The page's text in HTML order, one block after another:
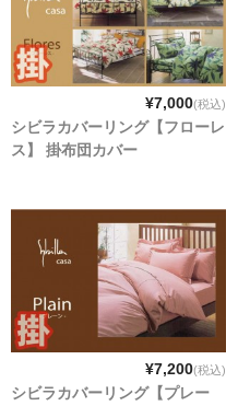
¥7,000(税込)
シビラカバーリング【フローレ
ス】 掛布団カバー
¥7,200(税込)
シビラカバーリング【プレー